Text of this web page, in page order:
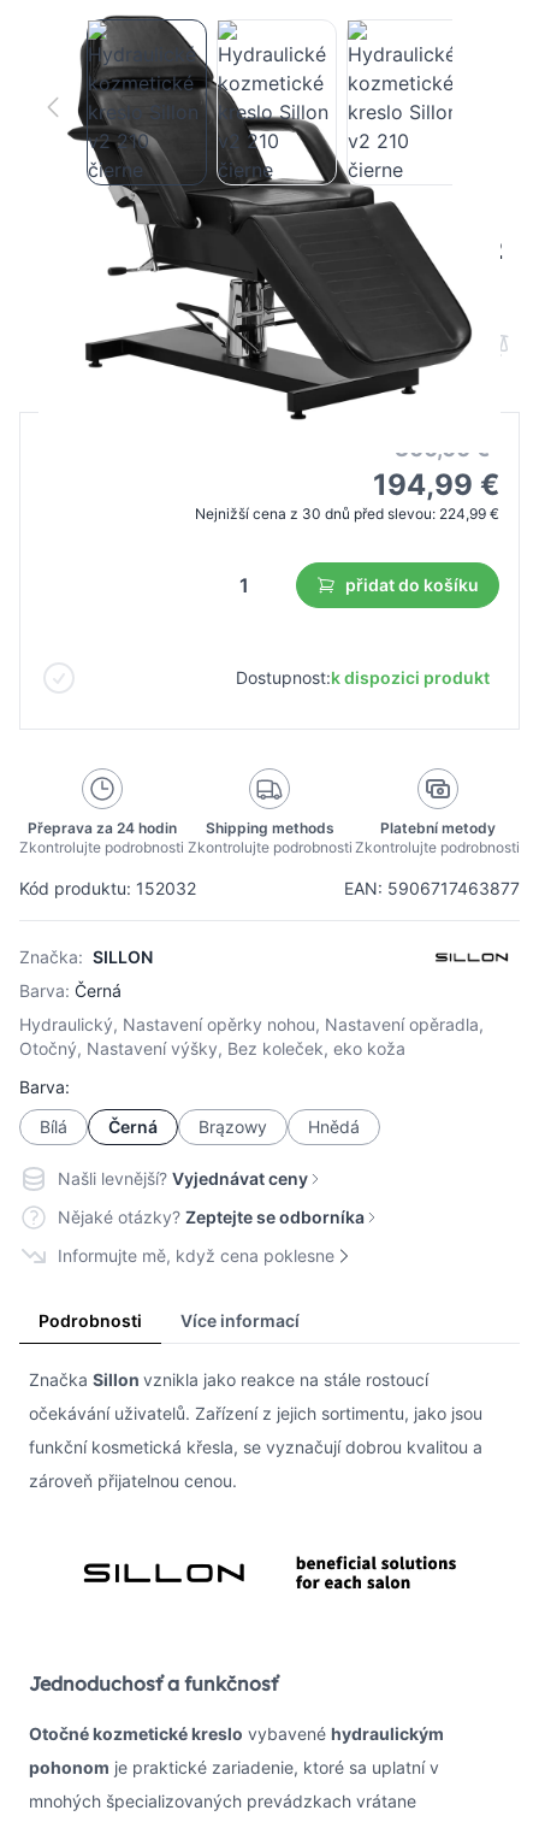
Hydraulické kozmetické kreslo Sillon v2
210 čierne
Kód produktu: 152032 EAN: 5906717463877
Značka: SILLON
Barva: Černá
Hydraulický, Nastavení opěrky nohou, Nastavení opěradla,
Otočný, Nastavení výšky, Bez koleček, eko koža
Barva:
Bílá
Černá Brązowy Hnědá
Maloobchodní cena
300,00 €
194,99 €
Nejnižší cena z 30 dnů před slevou: 224,99 €
přidat do košíku
Dostupnost:k dispozici produkt
Přeprava za 24 hodin
Zkontrolujte podrobnosti
Shipping methods
Zkontrolujte podrobnosti
Platební metody
Zkontrolujte podrobnosti
Našli levnější? Vyjednávat ceny
Nějaké otázky? Zeptejte se odborníka
Informujte mě, když cena poklesne
Podrobnosti Více informací
Značka Sillon vznikla jako reakce na stále rostoucí
očekávání uživatelů. Zařízení z jejich sortimentu, jako jsou
funkční kosmetická křesla, se vyznačují dobrou kvalitou a
zároveň přijatelnou cenou.
Jednoduchosť a funkčnosť
Otočné kozmetické kreslo vybavené hydraulickým
pohonom je praktické zariadenie, ktoré sa uplatní v
mnohých špecializovaných prevádzkach vrátane